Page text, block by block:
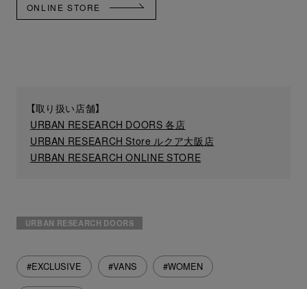
ONLINE STORE
【取り扱い店舗】
URBAN RESEARCH DOORS 各店
URBAN RESEARCH Store ルクア大阪店
URBAN RESEARCH ONLINE STORE
URBAN RESEARCH DOORS
#EXCLUSIVE #VANS #WOMEN